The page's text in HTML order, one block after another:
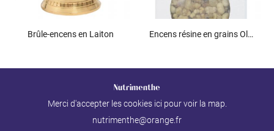
Brûle-encens en Laiton Encens résine en grains Oliban du Soudan 50 g
Nutrimenthe
Merci d'accepter les cookies ici pour voir la map.